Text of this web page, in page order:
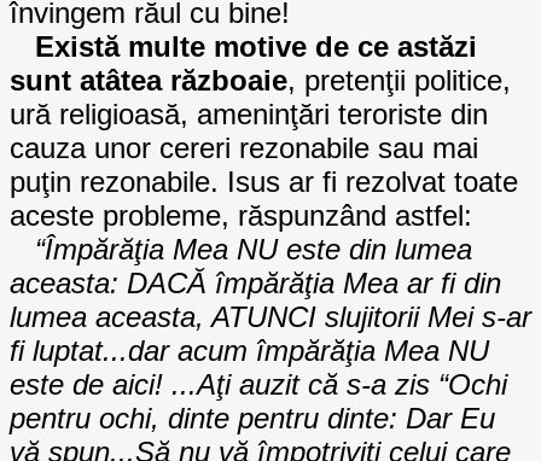
învingem răul cu bine!
Există multe motive de ce astăzi
sunt atâtea războaie, pretenţii politice,
ură religioasă, ameninţări teroriste din
cauza unor cereri rezonabile sau mai
puţin rezonabile. Isus ar fi rezolvat toate
aceste probleme, răspunzând astfel:
“Împărăţia Mea NU este din lumea
aceasta: DACĂ împărăţia Mea ar fi din
lumea aceasta, ATUNCI slujitorii Mei s-ar
fi luptat...dar acum împărăţia Mea NU
este de aici! ...Aţi auzit că s-a zis “Ochi
pentru ochi, dinte pentru dinte: Dar Eu
vă spun...Să nu vă împotriviţi celui care